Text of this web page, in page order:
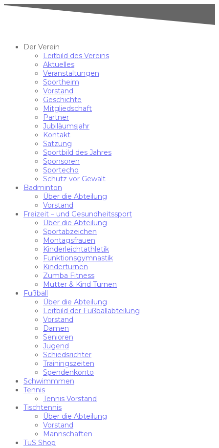
Der Verein
Leitbild des Vereins
Aktuelles
Veranstaltungen
Sportheim
Vorstand
Geschichte
Mitgliedschaft
Partner
Jubiläumsjahr
Kontakt
Satzung
Sportbild des Jahres
Sponsoren
Sportecho
Schutz vor Gewalt
Badminton
Über die Abteilung
Vorstand
Freizeit – und Gesundheitssport
Über die Abteilung
Sportabzeichen
Montagsfrauen
Kinderleichtathletik
Funktionsgymnastik
Kinderturnen
Zumba Fitness
Mutter & Kind Turnen
Fußball
Über die Abteilung
Leitbild der Fußballabteilung
Vorstand
Damen
Senioren
Jugend
Schiedsrichter
Trainingszeiten
Spendenkonto
Schwimmmen
Tennis
Tennis Vorstand
Tischtennis
Über die Abteilung
Vorstand
Mannschaften
TuS Shop